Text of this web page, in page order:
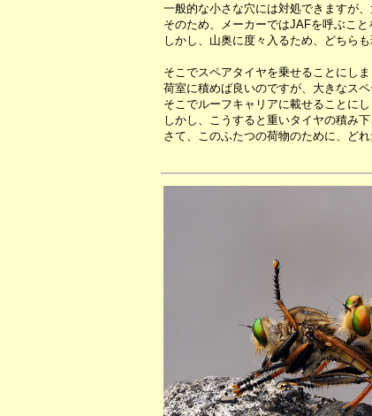
一般的な小さな穴には対処できますが
そのため、メーカーではJAFを呼ぶこと
しかし、山奥に度々入るため、どちらも
そこでスペアタイヤを乗せることにしま
荷室に積めば良いのですが、大きなスペ
そこでルーフキャリアに載せることにし
しかし、こうすると重いタイヤの積み
さて、このふたつの荷物のために、ど